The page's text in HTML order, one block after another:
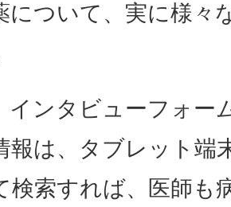
について、実に様々
インタビューフォー
報は、タブレット端
検索すれば、医師も